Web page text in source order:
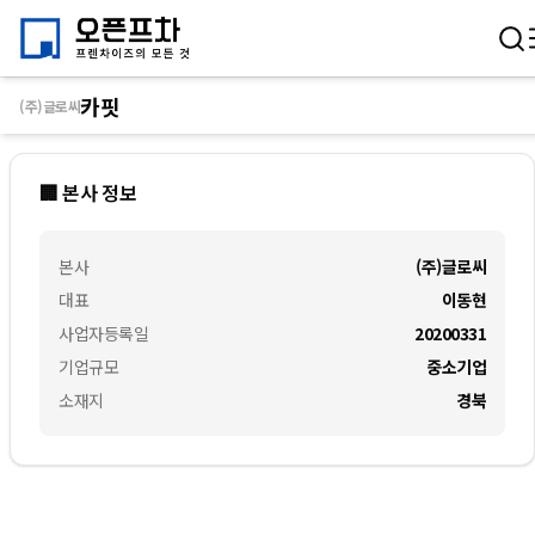
🏢 본사 정보
본사
대표
사업자등록일
기업규모
소재지
(주)글로씨
이동현
20200331
중소기업
경북
(주)글로씨카핏